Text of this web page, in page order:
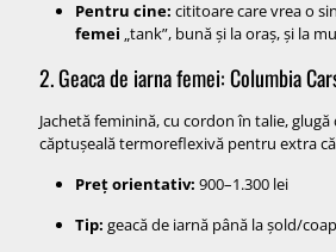
Pentru cine: cititoare care vrea o
femei „tank”, bună și la oraș, și la
2. Geaca de iarna femei: Columbia
Jachetă feminină, cu cordon în talie, glugă
căptușeală termoreflexivă pentru extra
Preț orientativ: 900–1.300 lei
Tip: geacă de iarnă până la șold/